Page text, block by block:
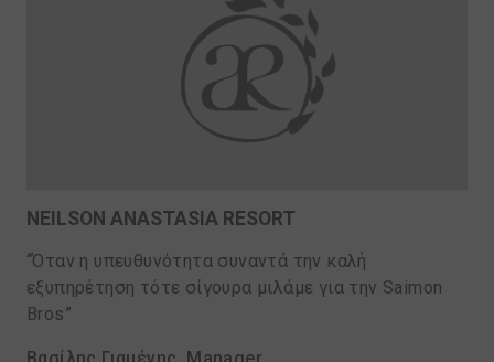
NEILSON ANASTASIA RESORT
“Όταν η υπευθυνότητα συναντά την καλή
εξυπηρέτηση τότε σίγουρα μιλάμε για την Saimon
Bros”